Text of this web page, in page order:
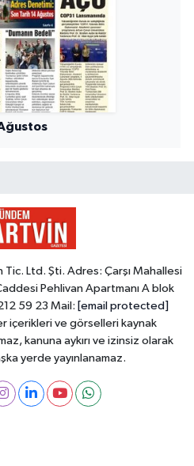
Tic. Ltd. Şti. Adres: Çarşı Mahallesi
Pehlivan Apartmanı A blok
59 23 Mail: [email protected]
içerikleri ve görselleri kaynak
kanuna aykırı ve izinsiz olarak
yerde yayınlanamaz.